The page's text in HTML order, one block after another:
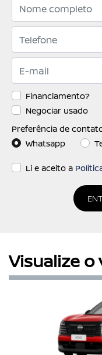
Financiamento?
Negociar usado
Preferência de
Whatsapp
Li e aceito a
Visualize o